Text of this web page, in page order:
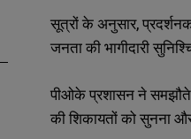
*
m
a
*
m
b
e
*
m
a
*
m
b
e
सूत्रों के अनुसार,
जनता की भागीदारी
पीओके प्रशासन ने समझौते
की शिकायतों को सुनना